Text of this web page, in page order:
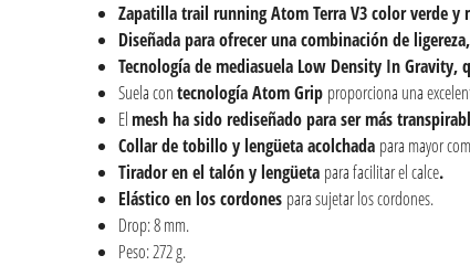
Zapatilla trail runningAtom Terra V3 color verde y
Diseñada para ofrecer una combinación de
Tecnología de mediasuela Low Density In
Suela contecnología Atom Grip proporciona una
Elmesh ha sido rediseñado para ser más
Collar de tobillo y lengüeta acolchada para mayor
Tirador en el talón y lengüeta para facilitar el calce.
Elástico en los cordones para sujetar los cordones.
Drop: 8 mm.
Peso: 272 g.